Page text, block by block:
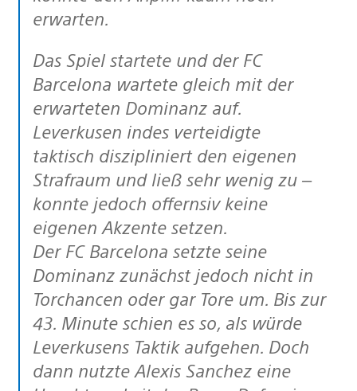
erwarten.
Das Spiel startete und der FC
Barcelona wartete gleich mit der
erwarteten Dominanz auf.
Leverkusen indes verteidigte
taktisch diszipliniert den eigenen
Strafraum und ließ sehr wenig zu –
konnte jedoch offernsiv keine
eigenen Akzente setzen.
Der FC Barcelona setzte seine
Dominanz zunächst jedoch nicht in
Torchancen oder gar Tore um. Bis zur
43. Minute schien es so, als würde
Leverkusens Taktik aufgehen. Doch
dann nutzte Alexis Sanchez eine